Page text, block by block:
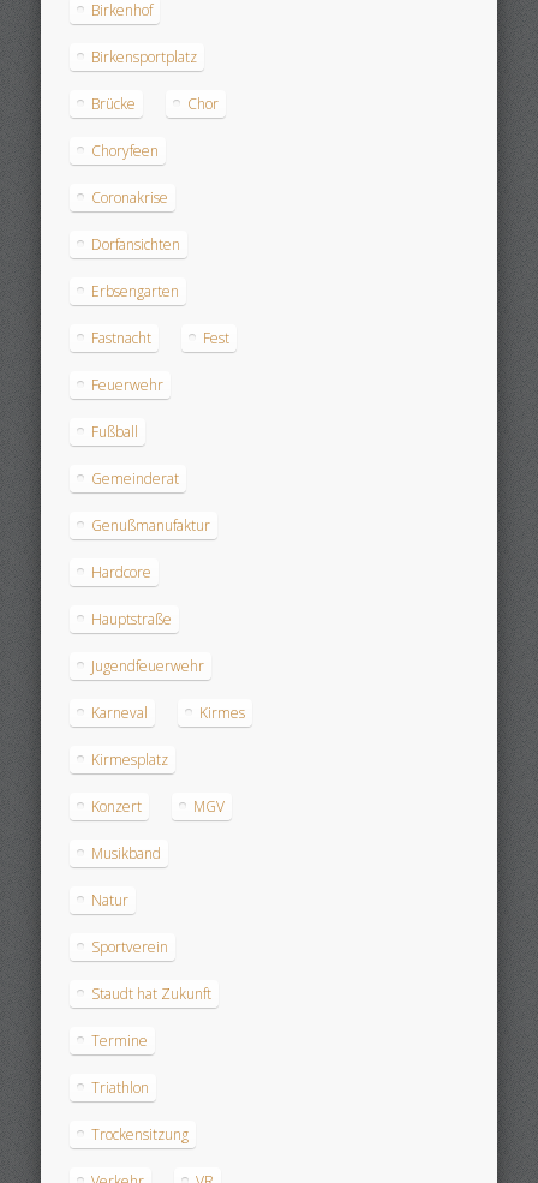
Birkenhof
Birkensportplatz
Brücke Chor
Choryfeen
Coronakrise
Dorfansichten
Erbsengarten
Fastnacht Fest
Feuerwehr
Fußball
Gemeinderat
Genußmanufaktur
Hardcore
Hauptstraße
Jugendfeuerwehr
Karneval Kirmes
Kirmesplatz
Konzert MGV
Musikband
Natur
Sportverein
Staudt hat Zukunft
Termine
Triathlon
Trockensitzung